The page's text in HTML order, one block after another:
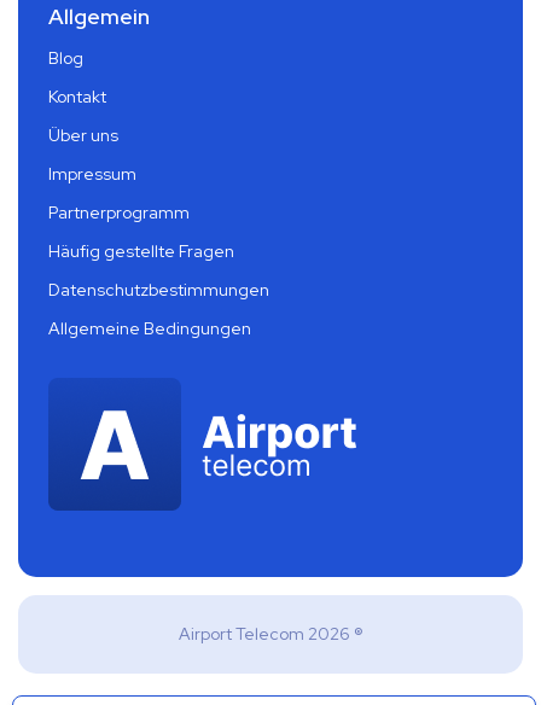
Allgemein
Blog
Kontakt
Über uns
Impressum
Partnerprogramm
Häufig gestellte Fragen
Datenschutzbestimmungen
Allgemeine Bedingungen
Airport Telecom 2026 ®